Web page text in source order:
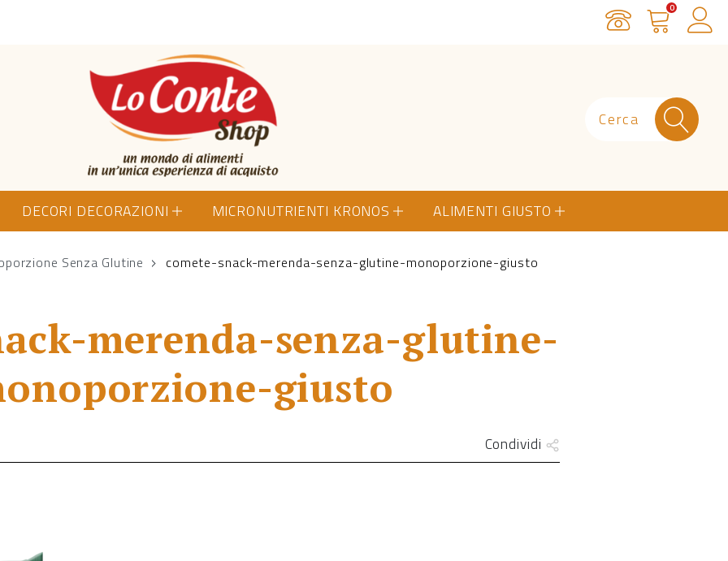
Servizio Clienti
Carrello
0
Lo Conte Shop
DECORI DECORAZIONI MICRONUTRIENTI KRONOS ALIMENTI GIUSTO
Senza Glutine comete-snack-merenda-senza-glutine-monoporzione-giusto
merenda-senza-glutine-
giusto
Condividi